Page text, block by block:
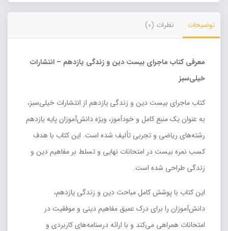
توضیحات نظرات (0)
معرفی کتاب ماجرای بیست دین و زندگی یازدهم – انتشارات
خیلی‌سبز
کتاب ماجرای بیست دین و زندگی یازدهم از انتشارات خیلی‌سبز،
به عنوان یک منبع کامل و خودآموز، ویژه دانش‌آموزان پایه یازدهم
رشته‌های ریاضی و تجربی تألیف شده است. این کتاب با هدف
کسب نمره بیست در امتحانات نهایی و تسلط بر مفاهیم دین و
زندگی طراحی شده است.
این کتاب با پوشش کامل مباحث دین و زندگی یازدهم،
دانش‌آموزان را برای درک عمیق مفاهیم دینی و موفقیت در
امتحانات همراهی می‌کند و با ارائه درسنامه‌های کاربردی و